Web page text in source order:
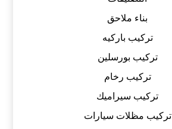
بناء ملاحق
تركيب باركيه
تركيب بورسلين
تركيب رخام
تركيب سيراميك
تركيب مظلات سيارات